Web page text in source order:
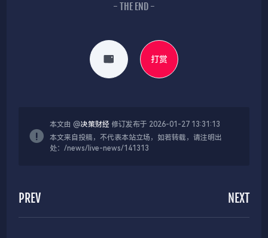
- THE END -
打赏
本文由 @决策财经 修订发布于 2026-01-27 13:31:13
本文来自投稿，不代表本站立场，如若转载，请注明出
处：/news/live-news/141313
PREV NEXT